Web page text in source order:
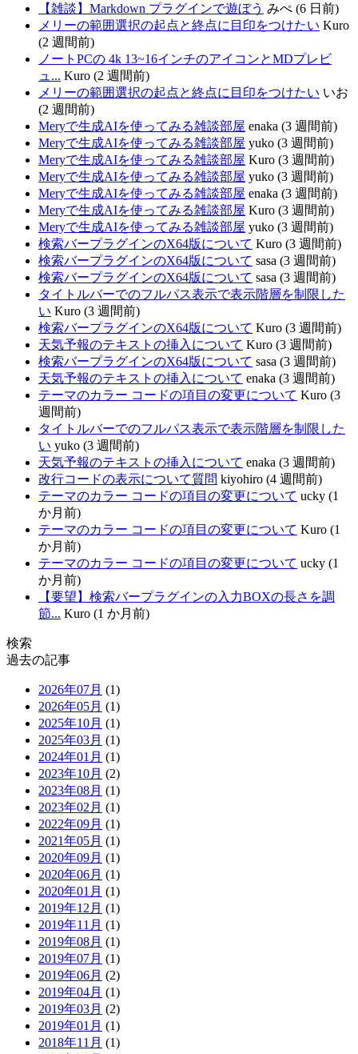
【雑談】Markdown プラグインで遊ぼう みぺ (6 日前)
メリーの範囲選択の起点と終点に目印をつけたい Kuro
(2 週間前)
ノートPCの 4k 13~16インチのアイコンとMDプレビ
ュ... Kuro (2 週間前)
メリーの範囲選択の起点と終点に目印をつけたい いお
(2 週間前)
Meryで生成AIを使ってみる雑談部屋 enaka (3 週間前)
Meryで生成AIを使ってみる雑談部屋 yuko (3 週間前)
Meryで生成AIを使ってみる雑談部屋 Kuro (3 週間前)
Meryで生成AIを使ってみる雑談部屋 yuko (3 週間前)
Meryで生成AIを使ってみる雑談部屋 enaka (3 週間前)
Meryで生成AIを使ってみる雑談部屋 Kuro (3 週間前)
Meryで生成AIを使ってみる雑談部屋 yuko (3 週間前)
検索バープラグインのX64版について Kuro (3 週間前)
検索バープラグインのX64版について sasa (3 週間前)
検索バープラグインのX64版について sasa (3 週間前)
タイトルバーでのフルパス表示で表示階層を制限した
い Kuro (3 週間前)
検索バープラグインのX64版について Kuro (3 週間前)
天気予報のテキストの挿入について Kuro (3 週間前)
検索バープラグインのX64版について sasa (3 週間前)
天気予報のテキストの挿入について enaka (3 週間前)
テーマのカラー コードの項目の変更について Kuro (3
週間前)
タイトルバーでのフルパス表示で表示階層を制限した
い yuko (3 週間前)
天気予報のテキストの挿入について enaka (3 週間前)
改行コードの表示について質問 kiyohiro (4 週間前)
テーマのカラー コードの項目の変更について ucky (1
か月前)
テーマのカラー コードの項目の変更について Kuro (1
か月前)
テーマのカラー コードの項目の変更について ucky (1
か月前)
【要望】検索バープラグインの入力BOXの長さを調
節... Kuro (1 か月前)
検索
過去の記事
2026年07月 (1)
2026年05月 (1)
2025年10月 (1)
2025年03月 (1)
2024年01月 (1)
2023年10月 (2)
2023年08月 (1)
2023年02月 (1)
2022年09月 (1)
2021年05月 (1)
2020年09月 (1)
2020年06月 (1)
2020年01月 (1)
2019年12月 (1)
2019年11月 (1)
2019年08月 (1)
2019年07月 (1)
2019年06月 (2)
2019年04月 (1)
2019年03月 (2)
2019年01月 (1)
2018年11月 (1)